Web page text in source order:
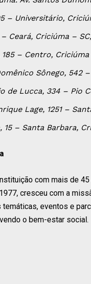
– Universitário,
Ceará, Criciúma –
185 – Centro,
Sônego, 542
de Lucca, 334 – Pio
Lage, 1251 –
15 – Santa Barbara,
com mais de
cresceu com a
eventos e
o bem-estar social.